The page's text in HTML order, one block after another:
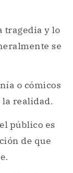
tragedia y lo
se
o cómicos
la realidad.
público es
de que